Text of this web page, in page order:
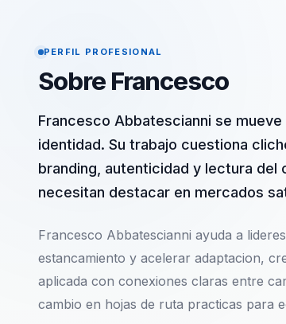
PERFIL PROFESIONAL
Sobre Francesco
Francesco Abbatescianni se
identidad. Su trabajo cuestiona
branding, autenticidad y lectura del
necesitan destacar en mercados
Francesco Abbatescianni ayuda a
estancamiento y acelerar adaptacion,
aplicada con conexiones claras entre
cambio en hojas de ruta practicas para